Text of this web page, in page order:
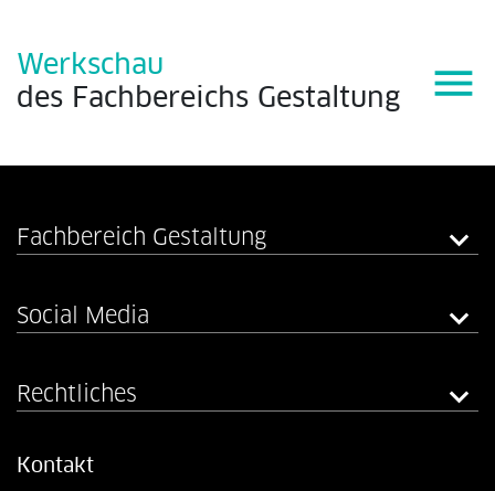
Werkschau
des Fachbereichs Gestaltung menu
Fachbereich Gestaltung
Social Media
Rechtliches
Kontakt